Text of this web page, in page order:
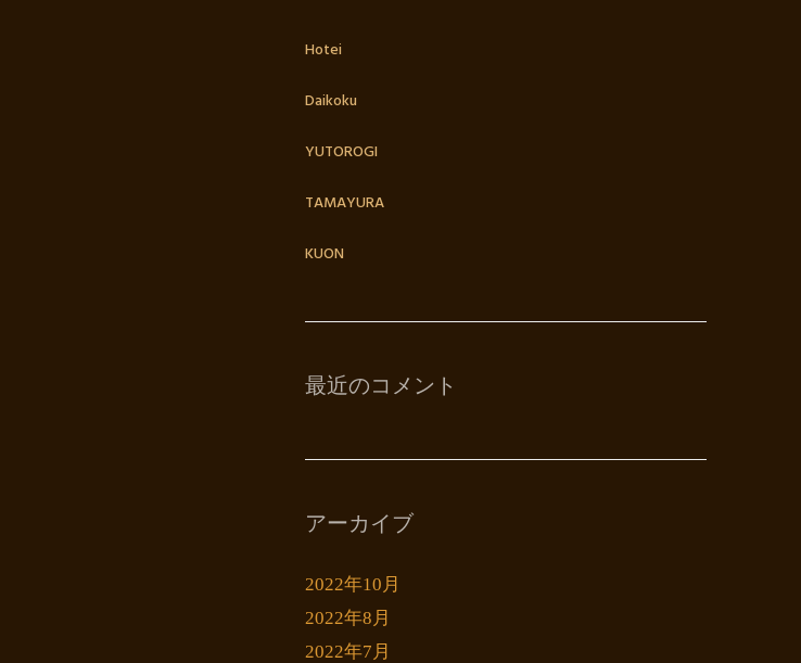
Hotei
Daikoku
YUTOROGI
TAMAYURA
KUON
最近のコメント
アーカイブ
2022年10月
2022年8月
2022年7月